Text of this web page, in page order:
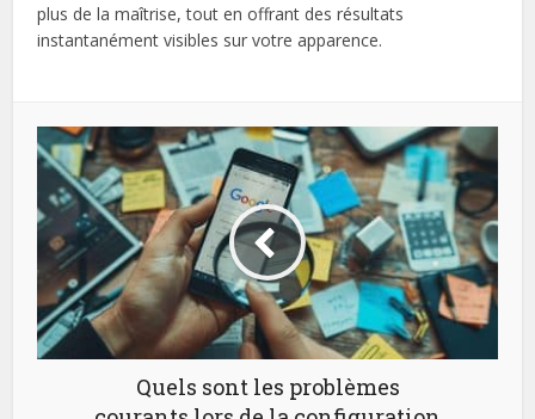
plus de la maîtrise, tout en offrant des résultats
instantanément visibles sur votre apparence.
Quels sont les problèmes